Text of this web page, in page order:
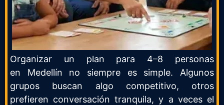
Organizar un plan para 4–8 personas
en Medellín no siempre es simple. Algunos
grupos buscan algo competitivo, otros
prefieren conversación tranquila, y a veces el